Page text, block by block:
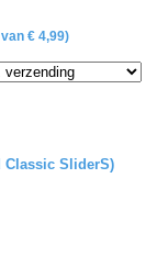
€ 4,99)
SliderS)